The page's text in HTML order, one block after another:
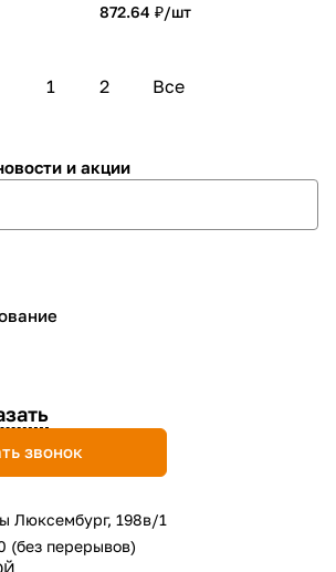
872.64 ₽/шт
1 2 Все
и акции
звонок
Люксембург, 198в/1
(без перерывов)